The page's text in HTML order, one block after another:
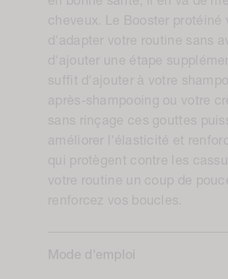
cheveux. Le Booster protéiné
d'adapter votre routine sans
d'ajouter une étape
suffit d'ajouter à votre
après-shampooing ou votre
sans rinçage ces gouttes
améliorer l'élasticité et
qui protègent contre les
votre routine un coup de
renforcez vos boucles.
Mode d'emploi